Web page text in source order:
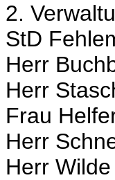
2.
StD
Herr
Herr
Frau
Herr
Herr